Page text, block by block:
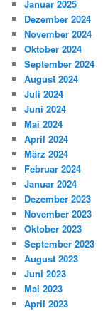
Januar 2025
Dezember 2024
November 2024
Oktober 2024
September 2024
August 2024
Juli 2024
Juni 2024
Mai 2024
April 2024
März 2024
Februar 2024
Januar 2024
Dezember 2023
November 2023
Oktober 2023
September 2023
August 2023
Juni 2023
Mai 2023
April 2023